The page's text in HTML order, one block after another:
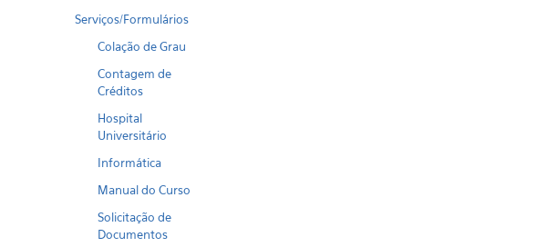
Serviços/Formulários
Colação de Grau
Contagem de
Créditos
Hospital
Universitário
Informática
Manual do Curso
Solicitação de
Documentos